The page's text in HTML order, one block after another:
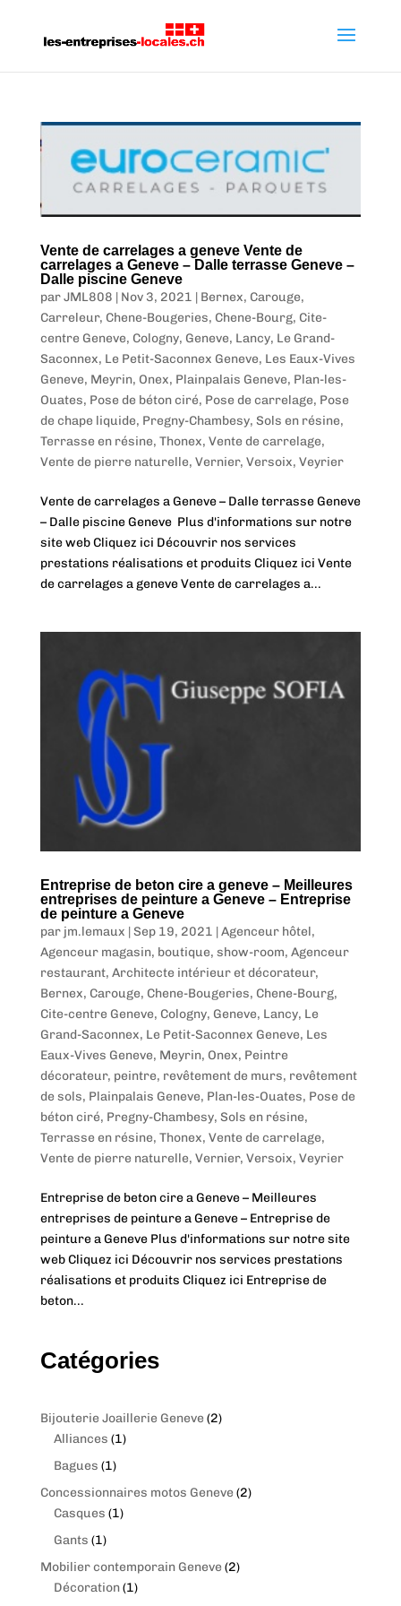
Vente de carrelages a geneve Vente de
carrelages a Geneve – Dalle terrasse Geneve –
Dalle piscine Geneve
parJML808 | Nov 3, 2021 | Bernex, Carouge,
Carreleur, Chene-Bougeries, Chene-Bourg, Cite-
centre Geneve, Cologny, Geneve, Lancy, Le Grand-
Saconnex, Le Petit-Saconnex Geneve, Les Eaux-Vives
Geneve, Meyrin, Onex, Plainpalais Geneve, Plan-les-
Ouates, Pose de béton ciré, Pose de carrelage, Pose
de chape liquide, Pregny-Chambesy, Sols en résine,
Terrasse en résine, Thonex, Vente de carrelage,
Vente de pierre naturelle, Vernier, Versoix, Veyrier
Vente de carrelages a Geneve – Dalle terrasse Geneve
– Dalle piscine Geneve Plus d'informations sur notre
site web Cliquez ici Découvrir nos services
prestations réalisations et produits Cliquez ici Vente
de carrelages a geneve Vente de carrelages a...
Entreprise de beton cire a geneve – Meilleures
entreprises de peinture a Geneve – Entreprise
de peinture a Geneve
par jm.lemaux |Sep 19, 2021 |Agenceur hôtel,
Agenceur magasin, boutique, show-room, Agenceur
restaurant, Architecte intérieur et décorateur,
Bernex, Carouge, Chene-Bougeries, Chene-Bourg,
Cite-centre Geneve, Cologny, Geneve, Lancy, Le
Grand-Saconnex, Le Petit-Saconnex Geneve, Les
Eaux-Vives Geneve, Meyrin, Onex, Peintre
décorateur, peintre, revêtement de murs, revêtement
de sols, Plainpalais Geneve, Plan-les-Ouates, Pose de
béton ciré, Pregny-Chambesy, Sols en résine,
Terrasse en résine, Thonex, Vente de carrelage,
Vente de pierre naturelle, Vernier, Versoix, Veyrier
Entreprise de beton cire a Geneve – Meilleures
entreprises de peinture a Geneve – Entreprise de
peinture a Geneve Plus d'informations sur notre site
web Cliquez ici Découvrir nos services prestations
réalisations et produits Cliquez ici Entreprise de
beton...
Catégories
Bijouterie Joaillerie Geneve 22
d
t
Alliances 11
o
d
c
t
Bagues 11
r
u
c
Concessionnaires motos Geneve 22
Casques 11
o
d
Gants 11
r
Mobilier contemporain Geneve 22
Décoration 11